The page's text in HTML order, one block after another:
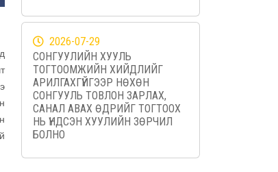
2026-07-29
СОНГУУЛИЙН ХУУЛЬ
ТОГТООМЖИЙН ХИЙДЛИЙГ
АРИЛГАХГҮЙГЭЭР НӨХӨН
СОНГУУЛЬ ТОВЛОН ЗАРЛАХ,
САНАЛ АВАХ ӨДРИЙГ ТОГТООХ
НЬ ҮНДСЭН ХУУЛИЙН ЗӨРЧИЛ
БОЛНО